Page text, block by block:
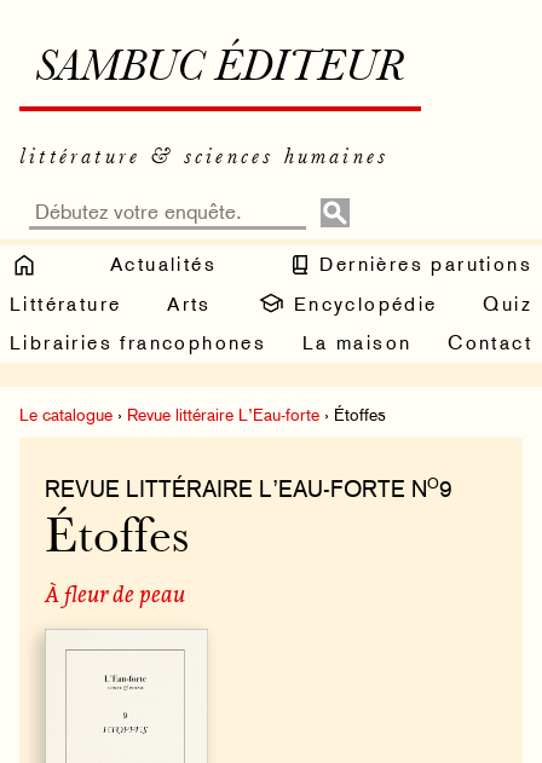
SAMBUC ÉDITEUR
littérature & sciences humaines
Actualités
Dernières parutions
Littérature
Arts Encyclopédie
Quiz
Librairies francophones
La maison Contact
Le catalogue › Revue littéraire L’Eau-forte › Étoffes
REVUE LITTÉRAIRE L’EAU-FORTE NO9
Étoffes
À fleur de peau